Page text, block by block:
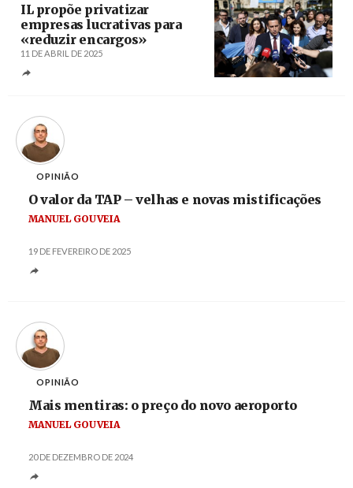
IL propõe privatizar
empresas lucrativas para
«reduzir encargos»
11 DE ABRIL DE 2025
OPINIÃO
O valor da TAP – velhas e novas mistificações
MANUEL GOUVEIA
19 DE FEVEREIRO DE 2025
OPINIÃO
Mais mentiras: o preço do novo aeroporto
MANUEL GOUVEIA
20 DE DEZEMBRO DE 2024